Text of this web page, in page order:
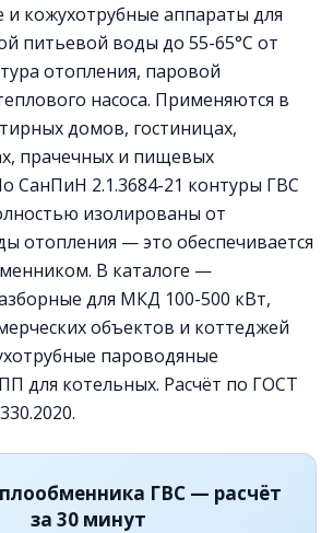
кожухотрубные аппараты для
питьевой воды до 55-65°C от
отопления, паровой
насоса. Применяются в
домов, гостиницах,
прачечных и пищевых
СанПиН 2.1.3684-21 контуры ГВС
изолированы от
отопления — это обеспечивается
В каталоге —
для МКД 100-500 кВт,
объектов и коттеджей
пароводяные
для котельных. Расчёт по ГОСТ
ГВС — расчёт
за 30 минут